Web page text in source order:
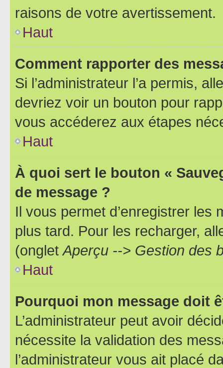
raisons de votre avertissement.
Haut
Comment rapporter des
Si l’administrateur l’a permis,
devriez voir un bouton pour
vous accéderez aux étapes
Haut
À quoi sert le bouton «
de message ?
Il vous permet d’enregistrer
plus tard. Pour les recharger,
(ongletAperçu --> Gestion des
Haut
Pourquoi mon message doit
L’administrateur peut avoir
nécessite la validation des
l’administrateur vous ait placé